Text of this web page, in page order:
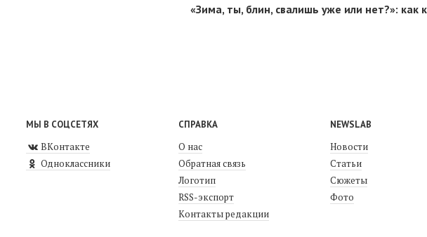
«Зима, ты, блин, свалишь уже или нет?»:
МЫ В СОЦСЕТЯХ
ВКонтакте
Одноклассники
СПРАВКА
О нас
Обратная связь
Логотип
RSS-экспорт
Контакты редакции
NEWSLAB
Новости
Статьи
Сюжеты
Фото